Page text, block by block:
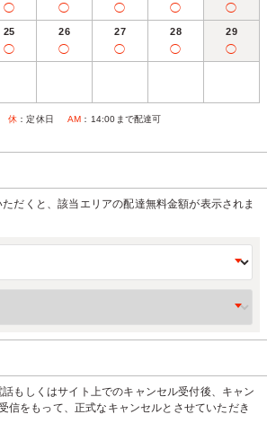
◯ ◯ ◯ ◯ ◯
25
◯
26
◯
27
◯
28
◯
29
◯
休 ：定休日 AM ：14:00まで配達可
だくと、該当エリアの配達無料金額が表示されま
もしくはサイト上でのキャンセル受付後、キャン
信をもって、正式なキャンセルとさせていただき